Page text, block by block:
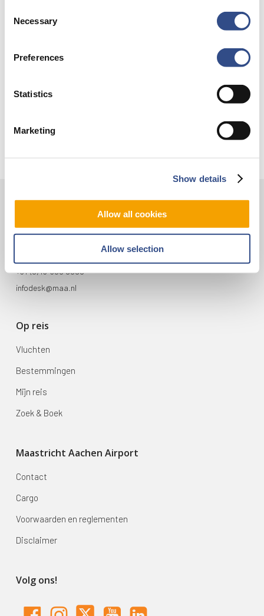
Selection
Necessary
Preferences
Statistics
Marketing
Show details
Allow all cookies
Allow selection
Nieuwe AI-primeur voor Maastricht Aachen Airport:
intelligent exoskelet ondersteunt vrachtafhandeling
Je kunt je nu aanmelden voor onze Burendag 2026!
Trainingsvlucht 17 juli
Vliegveldweg 90
6199 AD Maastricht Airport
+31-(0)43-358 9898
infodesk@maa.nl
Op reis
Vluchten
Bestemmingen
Mijn reis
Zoek & Boek
Maastricht Aachen Airport
Contact
Cargo
Voorwaarden en reglementen
Disclaimer
Volg ons!